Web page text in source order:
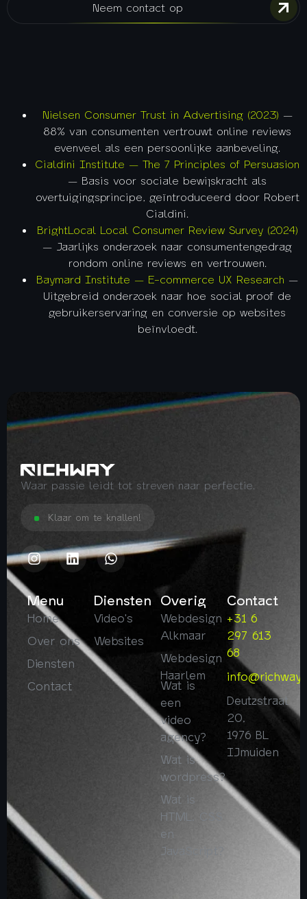
Neem contact op
Nielsen Consumer Trust in Advertising (2023) —
88% van consumenten vertrouwt online reviews
evenveel als een persoonlijke aanbeveling.
Cialdini Institute — The 7 Principles of Persuasion
— Basis voor sociale bewijskracht als
overtuigingsprincipe, geïntroduceerd door Robert
Cialdini.
BrightLocal Local Consumer Review Survey (2024)
— Jaarlijks onderzoek naar consumentengedrag
rondom online reviews en vertrouwen.
Baymard Institute — E-commerce UX Research —
Uitgebreid onderzoek naar hoe social proof de
gebruikerservaring en conversie op websites
beïnvloedt.
Waar passie leidt tot streven naar perfectie.
Klaar om te knallen!
Menu
Home
Over ons
Diensten
Contact
Diensten
Video's
Websites
Overig
Webdesign
Alkmaar
Webdesign
Haarlem
Wat is
een
video
agency?
Wat is
wordpress?
Wat is
HTML, CSS
en
JavaScript?
Contact
+31 6
297 613
68
Deutzstraat
20,
1976 BL
IJmuiden